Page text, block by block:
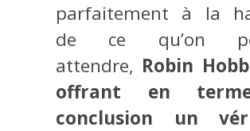
parfaitement à la
de ce qu’on
attendre, Robin
offrant en
conclusion un